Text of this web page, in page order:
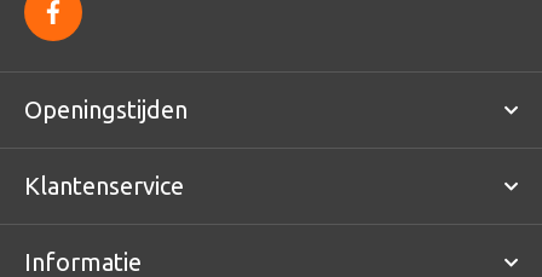
f
a
c
e
o
o
Openingstijden
Klantenservice
Informatie